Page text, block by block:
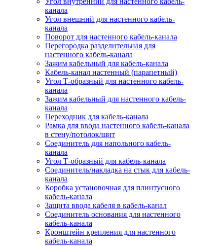
канала
Угол внешний для настенного кабель-
канала
Поворот для настенного кабель-канала
Перегородка разделительная для
настенного кабель-канала
Зажим кабельный для кабель-канала
Кабель-канал настенный (парапетный)
Угол Т-образный для настенного кабель-
канала
Зажим кабельный для настенного кабель-
канала
Переходник для кабель-канала
Рамка для ввода настенного кабель-канала
в стену/потолок/щит
Соединитель для напольного кабель-
канала
Угол Т-образный для кабель-канала
Соединитель/накладка на стык для кабель-
канала
Коробка установочная для плинтусного
кабель-канала
Защита ввода кабеля в кабель-канал
Соединитель основания для настенного
кабель-канала
Кронштейн крепления для настенного
кабель-канала